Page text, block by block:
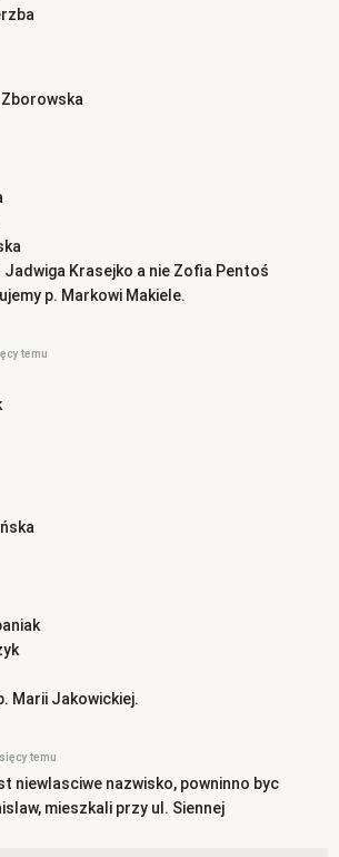
Krasejko a nie Zofia Pentoś
p. Markowi Makiele.
temu
Marii Jakowickiej.
temu
niewlasciwe nazwisko, powninno byc
mieszkali przy ul. Siennej